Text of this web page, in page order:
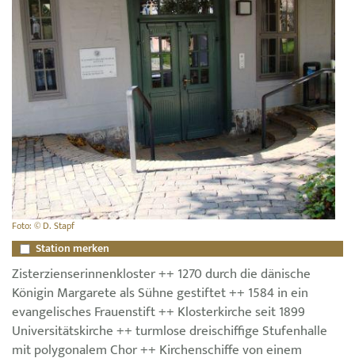
Foto: © D. Stapf
Station merken
Zisterzienserinnenkloster ++ 1270 durch die dänische
Königin Margarete als Sühne gestiftet ++ 1584 in ein
evangelisches Frauenstift ++ Klosterkirche seit 1899
Universitätskirche ++ turmlose dreischiffige Stufenhalle
mit polygonalem Chor ++ Kirchenschiffe von einem